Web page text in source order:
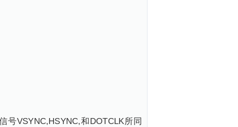
VSYNC,HSYNC,和DOTCLK所同